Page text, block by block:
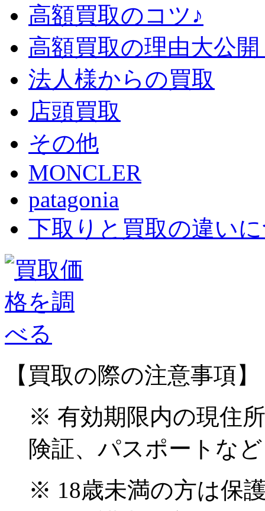
高額買取のコツ♪
高額買取の理由大公開
法人様からの買取
店頭買取
その他
MONCLER
patagonia
下取りと買取の違い
【買取の際の注意事項】
※ 有効期限内の現住
険証、パスポートな
※ 18歳未満の方は保